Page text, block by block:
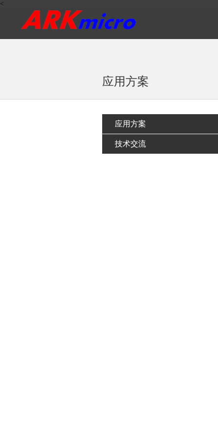
<
应用方案
应用方案
技术交流